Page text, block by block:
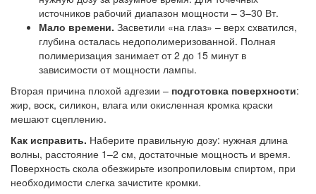
источников рабочий диапазон мощности – 3–30 Вт.
Мало времени. Засветили «на глаз» – верх схватился,
глубина осталась недополимеризованной. Полная
полимеризация занимает от 2 до 15 минут в
зависимости от мощности лампы.
Вторая причина плохой адгезии – подготовка поверхности:
жир, воск, силикон, влага или окисленная кромка краски
мешают сцеплению.
Как исправить. Наберите правильную дозу: нужная длина
волны, расстояние 1–2 см, достаточные мощность и время.
Поверхность скола обезжирьте изопропиловым спиртом, при
необходимости слегка зачистите кромки.